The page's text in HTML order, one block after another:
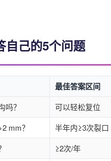
自己的5个问题
最佳答案区间
吗？
可以轻松复位
mm？
半年内≥3次裂口
≥2次/年